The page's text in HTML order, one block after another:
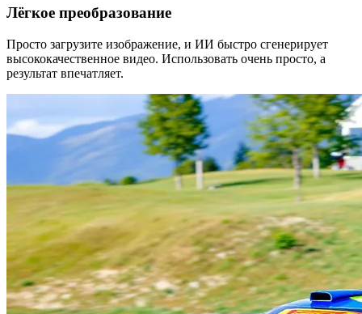
Лёгкое преобразование
Просто загрузите изображение, и ИИ быстро сгенерирует
высококачественное видео. Использовать очень просто, а
результат впечатляет.